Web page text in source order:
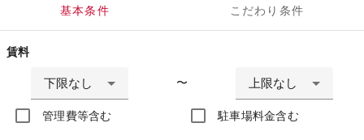
基本条件 こだわり条件
賃料
下限なし 〜 上限なし
管理費等含む 駐車場料金含む